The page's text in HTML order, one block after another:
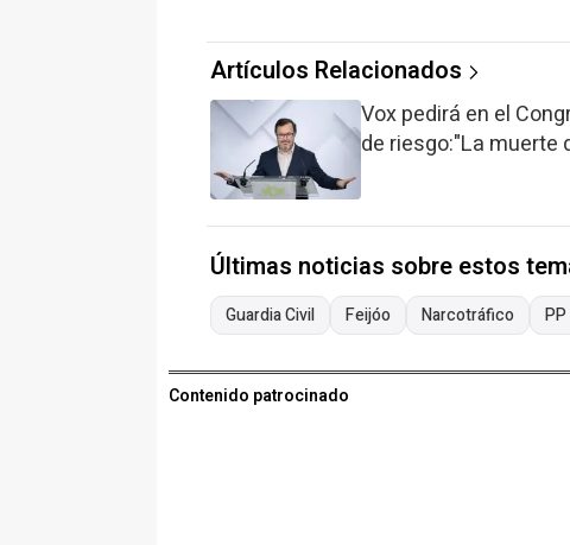
Artículos Relacionados
Vox pedirá en el
de riesgo:"La muerte
Últimas noticias sobre estos
Guardia Civil Feijóo Narcotráfico PP
Contenido patrocinado